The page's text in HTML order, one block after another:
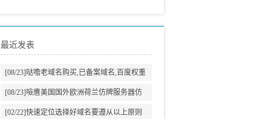
最近发表
[08/23] 哒噡老域名购买,已备案域名,百度权重
域名老域名交易老域名出售,高pr域名,百度搜
狗收录域名,外链反链域名
[08/23] 噞噟美国国外欧洲荷兰仿牌服务器仿
牌vps推荐仿牌空间主机,外贸抗投诉服务器,
[02/22]快速定位选择好域名要遵从以上原则